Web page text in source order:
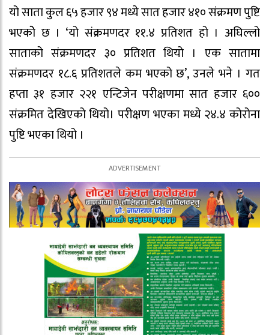
यो साता कुल ६५ हजार ९४ मध्ये सात हजार ४१० संक्रमण पुष्टि
भएकोे छ । ‘यो संक्रमणदर ११.४ प्रतिशत हो । अघिल्लो
साताको संक्रमणदर ३० प्रतिशत थियो । एक सातामा
संक्रमणदर १८.६ प्रतिशतले कम भएको छ’, उनले भने । गत
हप्ता ३१ हजार २२१ एन्टिजेन परीक्षणमा सात हजार ६००
संक्रमित देखिएको थियो। परीक्षण भएका मध्ये २४.४ कोरोना
पुष्टि भएका थियो ।